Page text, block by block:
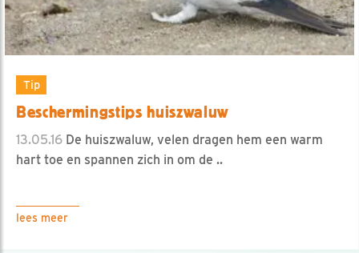
Tip
Beschermingstips huiszwaluw
13.05.16 De huiszwaluw, velen dragen hem een warm
hart toe en spannen zich in om de ..
lees meer